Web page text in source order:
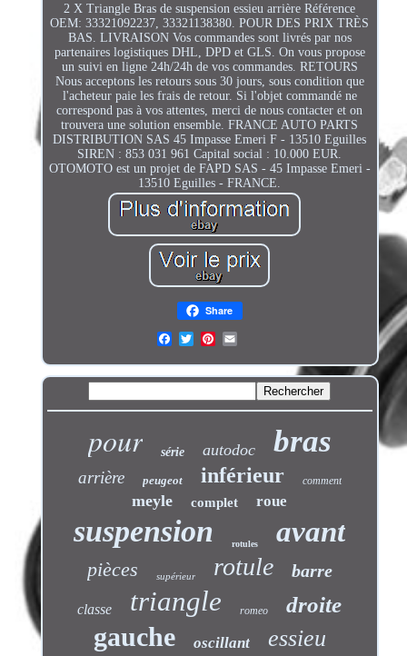
2 X Triangle Bras de suspension essieu arrière Référence
OEM: 33321092237, 33321138380. POUR DES PRIX TRÈS
BAS. LIVRAISON Vos commandes sont livrés par nos
partenaires logistiques DHL, DPD et GLS. On vous propose
un suivi en ligne 24h/24h de vos commandes. RETOURS
Nous acceptons les retours sous 30 jours, sous condition que
l'acheteur paie les frais de retour. Si l'objet commandé ne
correspond pas à vos attentes, merci de nous contacter et on
trouvera une solution ensemble. FRANCE AUTO PARTS
DISTRIBUTION SAS 45 Impasse Emeri F - 13510 Eguilles
SIREN : 853 031 961 Capital social : 10.000 EUR.
OTOMOTO est un projet de FAPD SAS - 45 Impasse Emeri -
13510 Eguilles - FRANCE.
Share
pour série autodoc bras
arrière peugeot inférieur comment
meyle complet roue
suspension rotules avant
pièces supérieur rotule barre
classe triangle romeo droite
gauche oscillant essieu